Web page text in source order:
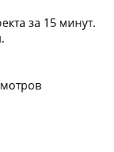
за 15 минут.